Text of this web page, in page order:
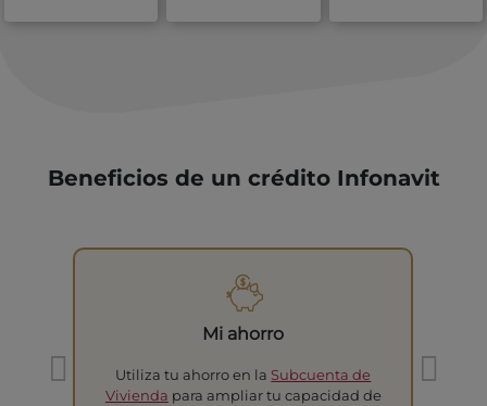
Beneficios de un crédito Infonavit
Mi ahorro
Utiliza tu ahorro en la Subcuenta de
Vivienda para ampliar tu capacidad de